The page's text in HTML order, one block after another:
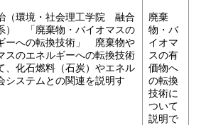
（環境・社会理工学院 融合
） 「廃棄物・バイオマスの
ーへの転換技術」 廃棄物や
スのエネルギーへの転換技術
、化石燃料（石炭）やエネル
システムとの関連を説明す
廃棄
物・バ
イオマ
スの有
価物へ
の転換
技術に
ついて
説明で